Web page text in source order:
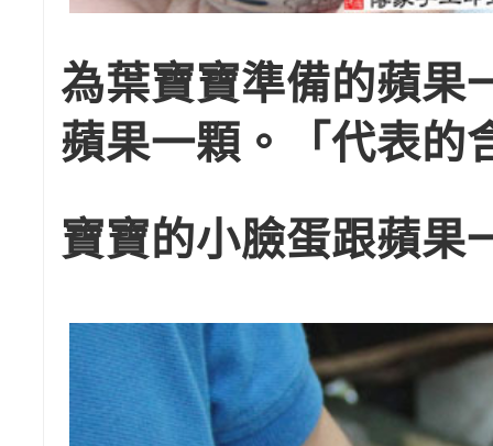
為葉寶寶準備的蘋果
蘋果一顆。「代表的
寶寶的小臉蛋跟蘋果